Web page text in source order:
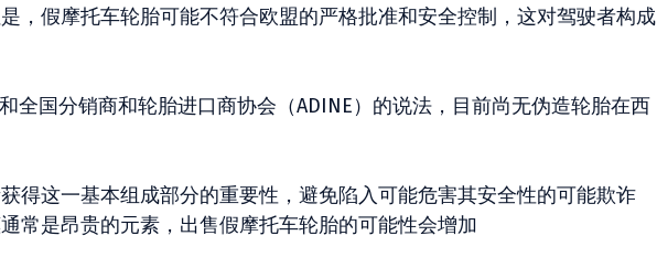
，假摩托车轮胎可能不符合欧盟的严格批准和安全控制，这对驾驶者构成
全国分销商和轮胎进口商协会（ADINE）的说法，目前尚无伪造轮胎在西
得这一基本组成部分的重要性，避免陷入可能危害其安全性的可能欺诈
常是昂贵的元素，出售假摩托车轮胎的可能性会增加